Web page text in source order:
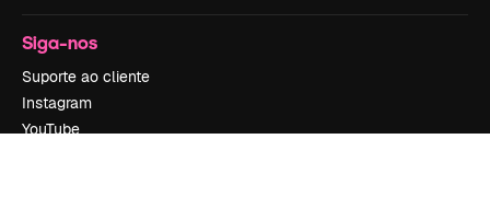
Siga-nos
Suporte ao cliente
Instagram
YouTube